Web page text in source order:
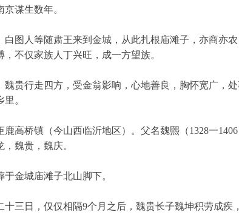
谋生数年。
图人等随肃王来到金城，从此扎根庙滩子，亦商亦
不仅家族人丁兴旺，成一方望族。
贵行走四方，受金翁影响，心地善良，胸怀宽广，
。
高桥镇（今山西临沂地区）。父名魏熙（1328一
魏贵，魏庆。
金城庙滩子北山脚下。
三日，仅仅相隔9个月之后，魏贵长子魏坤积劳成疾